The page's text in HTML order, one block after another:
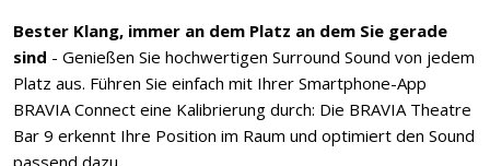
Bester Klang, immer an dem Platz an dem Sie gerade
sind - Genießen Sie hochwertigen Surround Sound von jedem
Platz aus. Führen Sie einfach mit Ihrer Smartphone-App
BRAVIA Connect eine Kalibrierung durch: Die BRAVIA Theatre
Bar 9 erkennt Ihre Position im Raum und optimiert den Sound
passend dazu.